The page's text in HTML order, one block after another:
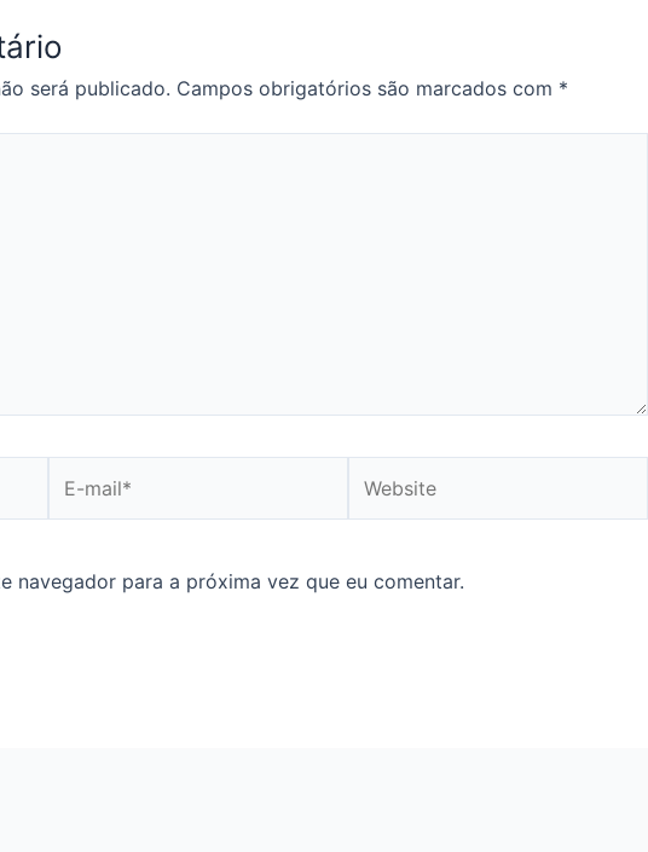
será publicado. Campos obrigatórios são marcados com *
mail*
navegador para a próxima vez que eu comentar.